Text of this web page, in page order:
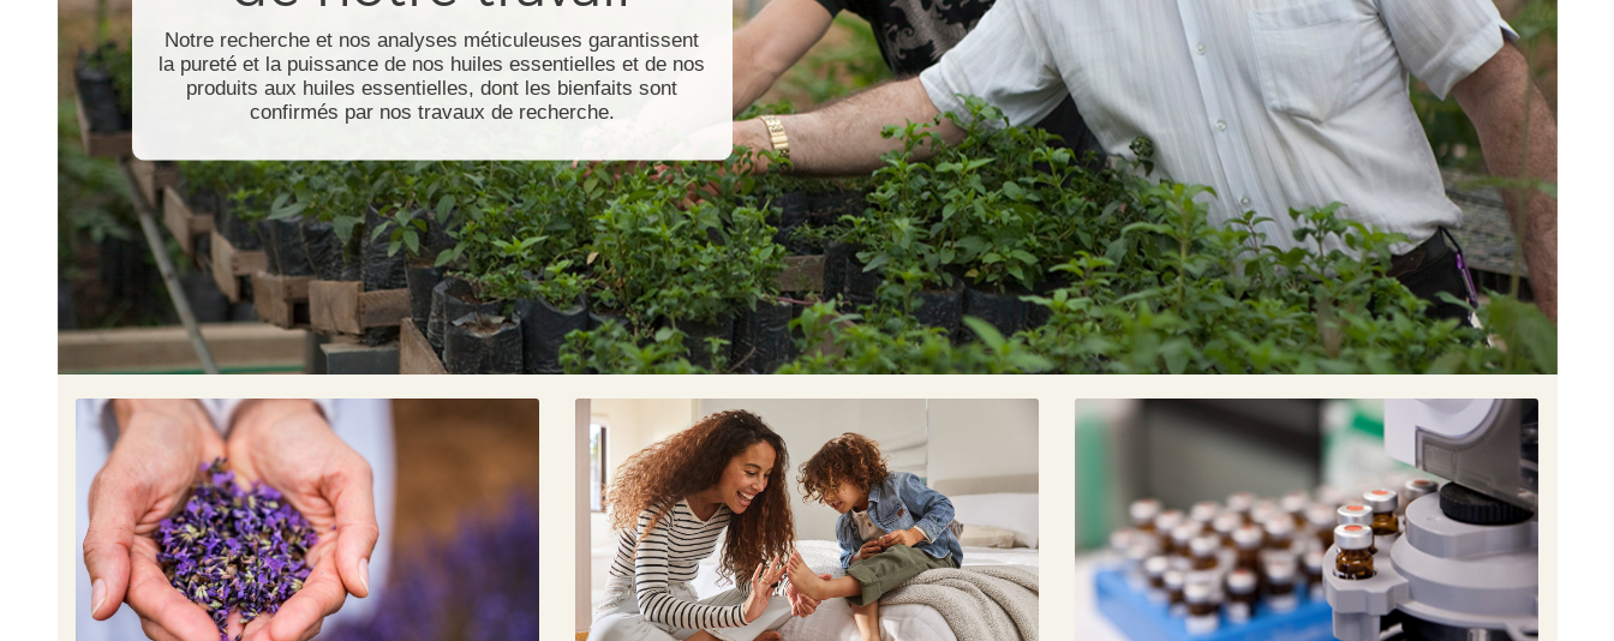
Notre recherche et nos analyses méticuleuses garantissent
la pureté et la puissance de nos huiles essentielles et de nos
produits aux huiles essentielles, dont les bienfaits sont
confirmés par nos travaux de recherche.